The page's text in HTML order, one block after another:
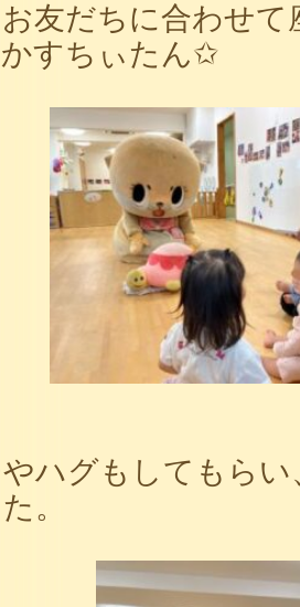
友だちに合わせて
すちぃたん✩
ハグもしてもら
。